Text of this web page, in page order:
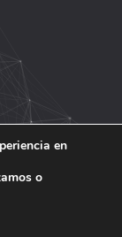
PRIVACIDAD
en
o